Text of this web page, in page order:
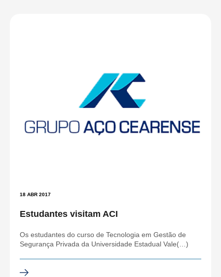
18 ABR 2017
Estudantes visitam ACI
Os estudantes do curso de Tecnologia em Gestão de
Segurança Privada da Universidade Estadual Vale(…)